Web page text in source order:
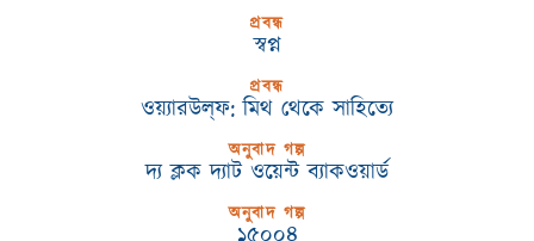
প্রবন্ধ
স্বপ্ন
প্রবন্ধ
ওয়্যারউল্‌ফ: মিথ থেকে সাহিত্যে
অনুবাদ গল্প
দ্য ক্লক দ্যাট ওয়েন্ট ব্যাকওয়ার্ড
অনুবাদ গল্প